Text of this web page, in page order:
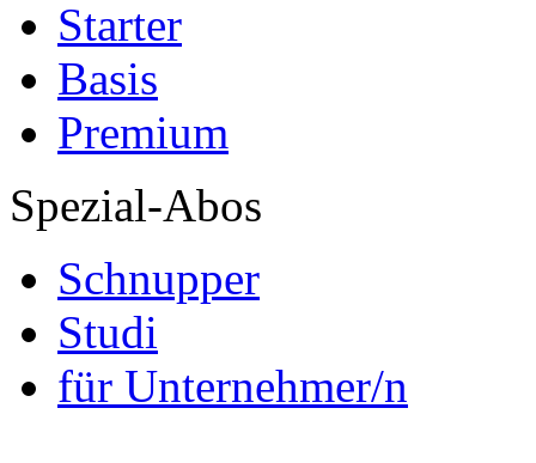
Starter
Basis
Premium
Spezial-Abos
Schnupper
Studi
für Unternehmer/n